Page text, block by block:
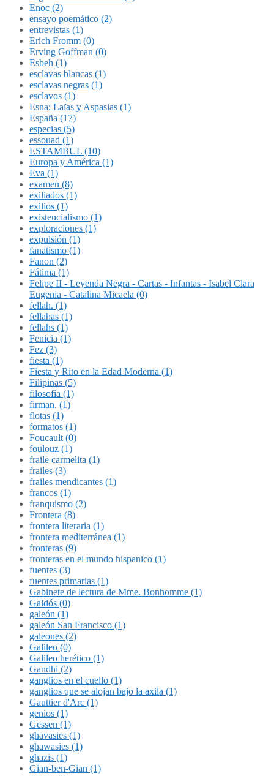
Enoc (2)
ensayo poemático (2)
entrevistas (1)
Erich Fromm (0)
Erving Goffman (0)
Esbeh (1)
esclavas blancas (1)
esclavas negras (1)
esclavos (1)
Esna; Laïas y Aspasias (1)
España (17)
especias (5)
essouad (1)
ESTAMBUL (10)
Europa y América (1)
Eva (1)
examen (8)
exiliados (1)
exilios (1)
existencialismo (1)
exploraciones (1)
expulsión (1)
fanatismo (1)
Fanon (2)
Fátima (1)
Felipe II - Leyenda Negra - Cartas - Infantas - Isabel Clara
Eugenia - Catalina Micaela (0)
fellah. (1)
fellahas (1)
fellahs (1)
Fenicia (1)
Fez (3)
fiesta (1)
Fiesta y Rito en la Edad Moderna (1)
Filipinas (5)
filosofía (1)
firman. (1)
flotas (1)
formatos (1)
Foucault (0)
foulouz (1)
fraile carmelita (1)
frailes (3)
frailes mendicantes (1)
francos (1)
franquismo (2)
Frontera (8)
frontera literaria (1)
frontera mediterránea (1)
fronteras (9)
fronteras en el mundo hispanico (1)
fuentes (3)
fuentes primarias (1)
Gabinete de lectura de Mme. Bonhomme (1)
Galdós (0)
galeón (1)
galeón San Francisco (1)
galeones (2)
Galileo (0)
Galileo herético (1)
Gandhi (2)
ganglios en el cuello (1)
ganglios que se alojan bajo la axila (1)
Gauttier d'Arc (1)
genios (1)
Gessen (1)
ghavasies (1)
ghawasies (1)
ghazis (1)
Gian-ben-Gian (1)